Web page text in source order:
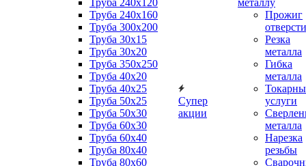
Труба 240x120
Труба 240x160
Труба 300x200
Труба 30x15
Труба 30x20
Труба 350x250
Труба 40x20
Труба 40x25
Труба 50x25
Труба 50x30
Труба 60x30
Труба 60x40
Труба 80x40
Труба 80x60
Супер
акции
металлу
Прожиг
Резка
металла
Гибка
металла
услуги
металла
Нарезка
резьбы